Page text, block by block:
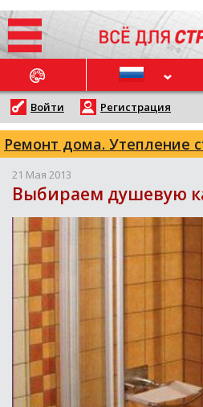
НОВОСТИ
Войти Регистрация
Ремонт дома. Утепление
21 Мая 2013
Выбираем душевую